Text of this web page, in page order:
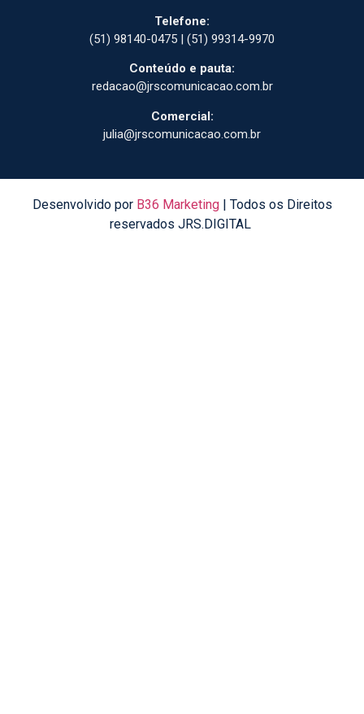
Telefone:
(51) 98140-0475 | (51) 99314-9970
Conteúdo e pauta:
redacao@jrscomunicacao.com.br
Comercial:
julia@jrscomunicacao.com.br
Desenvolvido por B36 Marketing| Todos os Direitos
reservados JRS.DIGITAL